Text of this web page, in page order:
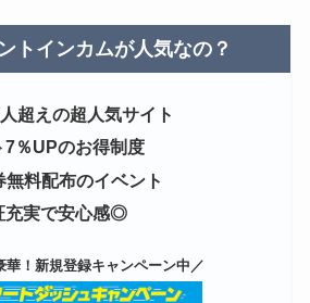
トインカムが人気なの？
超えの超人気サイト
7％UPのお得制度
料配布のイベント
充実で安心感◎
華！新規登録キャンペーン中／